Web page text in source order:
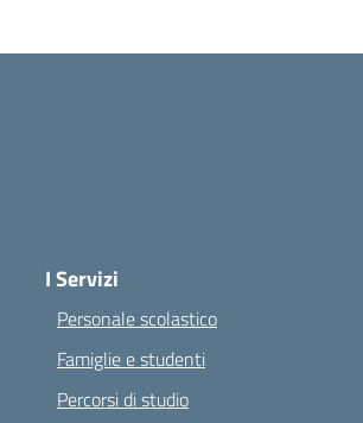
I Servizi
Personale scolastico
Famiglie e studenti
Percorsi di studio